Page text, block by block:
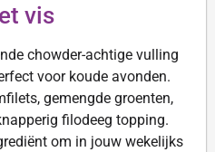
vis
chowder-achtige vulling
voor koude avonden.
gemengde groenten,
filodeeg topping.
om in jouw wekelijks